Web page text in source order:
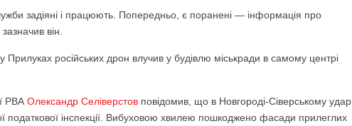
задіяні і працюють. Попередньо, є поранені — інформація про
він.
російських дрон влучив у будівлю міськради в самому центрі
РВА Олександр Селіверстов повідомив, що в Новгороді-Сіверському удар
податкової інспекції. Вибуховою хвилею пошкоджено фасади прилеглих